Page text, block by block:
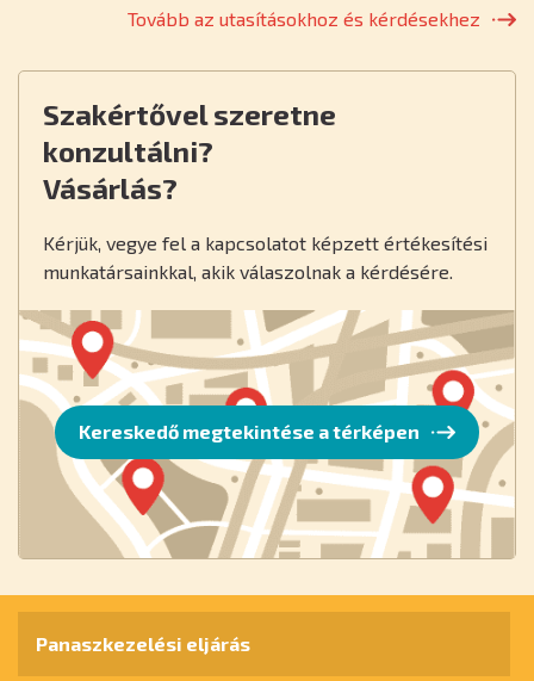
Tovább az utasításokhoz és kérdésekhez
Szakértővel szeretne
konzultálni?
Vásárlás?
Kérjük, vegye fel a kapcsolatot képzett értékesítési
munkatársainkkal, akik válaszolnak a kérdésére.
Kereskedő megtekintése a térképen
Panaszkezelési eljárás